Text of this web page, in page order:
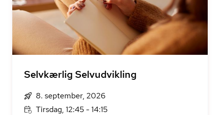
Selvkærlig Selvudvikling
8. september, 2026
Tirsdag, 12:45 - 14:15